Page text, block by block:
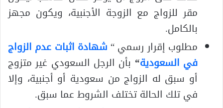
مقر للزواج مع الزوجة الأجنبية، ويكون مجهز
بالكامل.
مطلوب إقرار رسمي “ شهادة اثبات عدم الزواج
في السعودية“ بأن الرجل السعودي غير متزوج
أو سبق له الزواج من سعودية أو أجنبية، وإلا
في تلك الحالة تختلف الشروط عما سبق.